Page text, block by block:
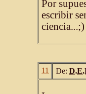
Por
escribir
ciencia...;)
11 De: